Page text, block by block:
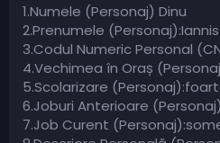
1.Numele (Personaj) Dinu
2.Prenumele (Personaj):Iannis
3.Codul Numeric Personal
4.Vechimea în Oraș
5.Scolarizare
6.Joburi Anterioare
7.Job Curent